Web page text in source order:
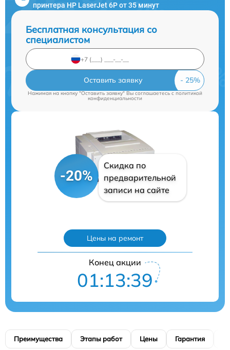
принтера HP LaserJet 6P от 35 минут
Бесплатная консультация со
специалистом
Оставить заявку
Нажимая на кнопку "Оставить заявку" Вы соглашаетесь cполитикой
конфиденциальности
-20%
Скидка по
предварительной
записи на сайте
Цены на ремонт
Конец акции
01:13:38
Преимущества Этапы работ Цены Гарантия